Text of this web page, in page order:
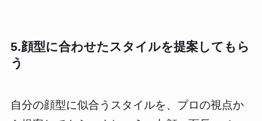
5.顔型に合わせたスタイルを提案してもら
う
自分の顔型に似合うスタイルを、プロの視点か